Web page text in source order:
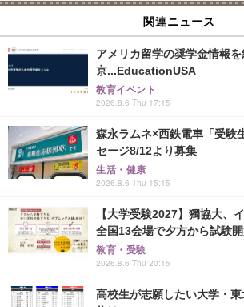
関連ニュース
アメリカ留学の奨学金情報
京...EducationUSA
教育イベント
2026.8.6 Thu 17:15
森永ラムネ×西鉄電車「受験
セージ8/12より募集
生活・健康
2026.8.6 Thu 15:15
【大学受験2027】獨協大、
全国13会場で夕方から試験
教育・受験
2026.8.6 Thu 20:15
高校生が志願したい大学・